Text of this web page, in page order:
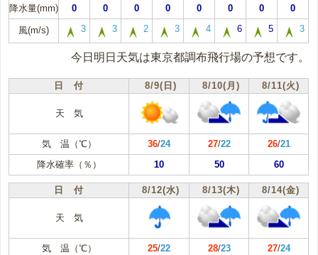
降水量(mm)
0 0 0 0 0 0 0 0
風(m/s) 3 3 2 3 4 6 5 3
今日明日天気は東京都調布飛行場の予想です。
日 付 8/9(日) 8/10(月) 8/11(火)
天 気
気 温（℃） 36/24 27/22 26/21
降水確率（％）
10 50 60
日 付 8/12(水) 8/13(木) 8/14(金)
天 気
気 温（℃） 25/22 28/23 27/24